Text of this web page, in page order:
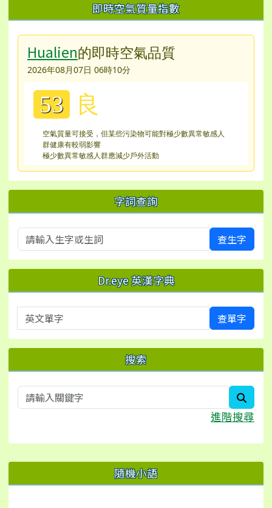
即時空氣質量指數
Hualien的即時空氣品質
2026年08月07日 06時10分
53 良
空氣質量可接受，但某些污染物可能對極少數異常敏感人
群健康有較弱影響
極少數異常敏感人群應減少戶外活動
字詞查詢
查生字
Dr.eye 英漢字典
英文單字 查單字
搜索
進階搜尋
右邊區域內容 隨機小語